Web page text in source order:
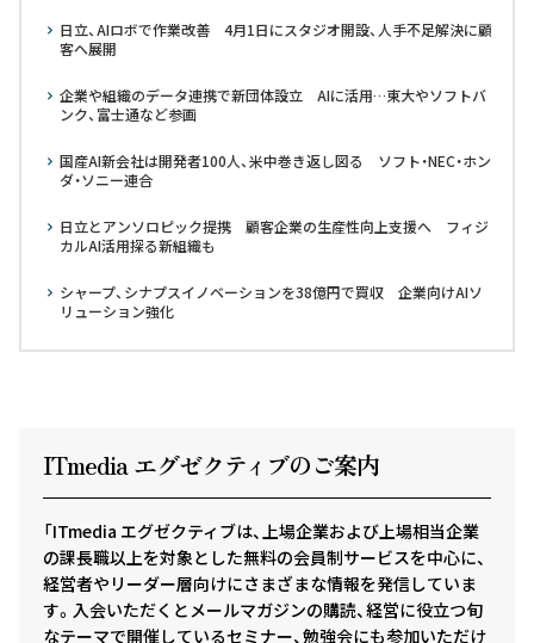
日立、AIロボで作業改善 4月1日にスタジオ開設、人手不足解決に顧
客へ展開
企業や組織のデータ連携で新団体設立 AIに活用…東大やソフトバ
ンク、富士通など参画
国産AI新会社は開発者100人、米中巻き返し図る ソフト・NEC・ホン
ダ・ソニー連合
日立とアンソロピック提携 顧客企業の生産性向上支援へ フィジ
カルAI活用探る新組織も
シャープ、シナプスイノベーションを38億円で買収 企業向けAIソ
リューション強化
ITmedia エグゼクティ ブのご案内
「ITmedia エグゼクティブは、上場企業および上場相当企業
の課長職以上を対象とした無料の会員制サービスを中心に、
経営者やリーダー層向けにさまざまな情報を発信していま
す。入会いただくとメールマガジンの購読、経営に役立つ旬
なテーマで開催しているセミナー、勉強会にも参加いただけ